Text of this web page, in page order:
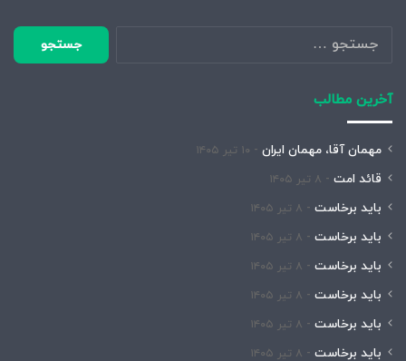
جستجو
برای:
آخرین مطالب
مهمان آقا، مهمان ایران ۱۰ تیر ۱۴۰۵
قائد امت ۸ تیر ۱۴۰۵
باید برخاست ۸ تیر ۱۴۰۵
باید برخاست ۸ تیر ۱۴۰۵
باید برخاست ۸ تیر ۱۴۰۵
باید برخاست ۸ تیر ۱۴۰۵
باید برخاست ۸ تیر ۱۴۰۵
باید برخاست ۸ تیر ۱۴۰۵